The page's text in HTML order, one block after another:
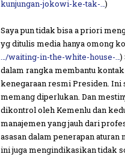
kunjungan-jokowi-ke-tak-…)
Saya pun tidak bisa a priori
yg ditulis media hanya omong
…/waiting-in-the-white-house-…)
dalam rangka membantu
kenegaraan resmi Presiden. Ini
memang diperlukan. Dan
dikontrol oleh Kemenlu dan
manajemen yang jauh dari
asasan dalam penerapan aturan
ini juga mengindikasikan tidak